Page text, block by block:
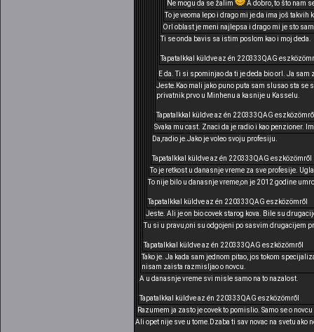
Ne mogu da se žalim
A dobro, to što nam
To je veoma lepo i drago mi je da ima još takvih
Orl oblast je meni najlepsa i drago mi je sto
Ti se onda bavis sa istim poslom kao i moj deda.
Tapatalkkal küldve az én 220333QAG
E da. Ti si spominjao da ti je deda bio orl. Ja
Jeste.Kao mali jako puno puta sam slusao sta se
privatnik prvo u Minhenu a kasnije u Kasselu.
Tapatalkkal küldve az én 220333QAG
Svaka mu cast. Znaci da je radio i kao penzioner.
Da,radio je.Jako je voleo svoju profesiju.
Tapatalkkal küldve az én 220333QAG eszközömről
To je retkost u danasnje vreme za sve profesije.
To nije bilo u danasnje vreme,on je 2012 godine
Tapatalkkal küldve az én 220333QAG eszközömről
Jeste. Ali je on bio covek starog kova. Bile su
Tu si u pravu,oni su odgojeni po sasvim drugacijem
Tapatalkkal küldve az én 220333QAG eszközömről
Tako je. Ja kada sam jednom pitao, jos tokom
nisam zaista razmisljao o novcu.
A u danasnje vreme svi misle samo na to nazalost.
Tapatalkkal küldve az én 220333QAG eszközömről
Razumem ja zasto je covek to pomislio. Samo se o
Ali opet nije sve u tome.Dzaba ti sav novac na svetu